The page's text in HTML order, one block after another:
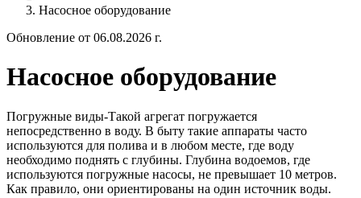
Насосное оборудование
Обновление от 06.08.2026 г.
Насосное оборудование
Погружные виды-Такой агрегат погружается
непосредственно в воду. В быту такие аппараты часто
используются для полива и в любом месте, где воду
необходимо поднять с глубины. Глубина водоемов, где
используются погружные насосы, не превышает 10 метров.
Как правило, они ориентированы на один источник воды.